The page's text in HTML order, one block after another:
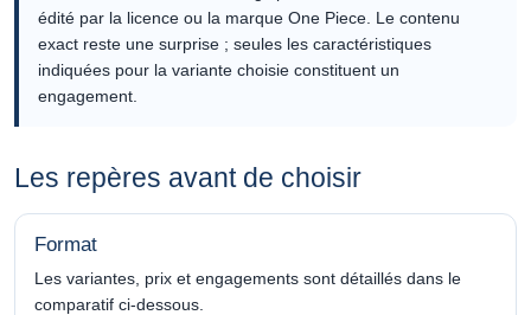
édité par la licence ou la marque One Piece. Le contenu
exact reste une surprise ; seules les caractéristiques
indiquées pour la variante choisie constituent un
engagement.
Les repères avant de choisir
Format
Les variantes, prix et engagements sont détaillés dans le
comparatif ci-dessous.